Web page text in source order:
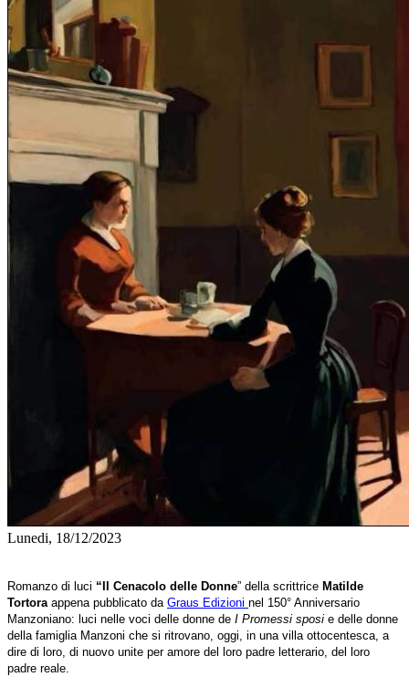
Lunedi, 18/12/2023
Romanzo di luci “Il Cenacolo delle Donne” della scrittrice Matilde
Tortora appena pubblicato da Graus Edizioni nel 150° Anniversario
Manzoniano: luci nelle voci delle donne de I Promessi sposi e delle donne
della famiglia Manzoni che si ritrovano, oggi, in una villa ottocentesca, a
dire di loro, di nuovo unite per amore del loro padre letterario, del loro
padre reale.